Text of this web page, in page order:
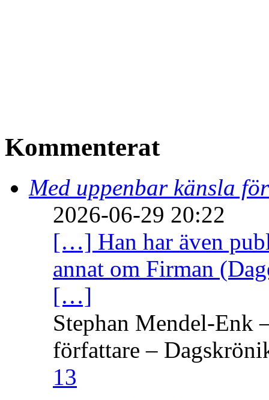
Kommenterat
Med uppenbar känsla
2026-06-29 20:22
[…] Han har även
annat om Firman
[…]
Stephan Mendel-Enk
författare –
13